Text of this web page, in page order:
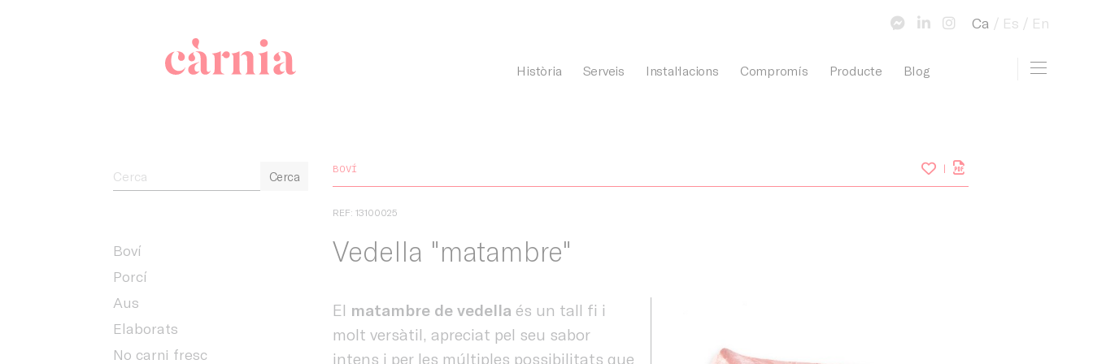
Història Serveis Instal·lacions Compromís Producte Blog Toggle
Ca Es En
Cerca
Boví
Porcí
Aus
Elaborats
No carni fresc
BOVÍ
REF: 13100025
Vedella "matambre"
El matambre de vedella és un tall fi i
molt versàtil, apreciat pel seu sabor
intens i per les múltiples possibilitats que